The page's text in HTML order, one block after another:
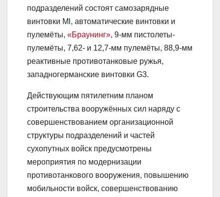
подразделений состоят самозарядные
винтовки Ml, автоматические винтовки и
пулемёты, «Браунинг», 9-мм пистолеты-
пулемёты, 7,62- и 12,7-мм пулемёты, 88,9-мм
реактивные противотанковые ружья,
западногерманские винтовки G3.
Действующим пятилетним планом
строительства вооружённых сил наряду с
совершенствованием организационной
структуры подразделений и частей
сухопутных войск предусмотрены
мероприятия по модернизации
противотанкового вооружения, повышению
мобильности войск, совершенствованию